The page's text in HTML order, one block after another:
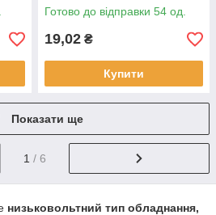
Готово до відправки 54 од.
19,02 ₴
Купити
Показати ще
1 / 6
низьковольтний тип обладнання,